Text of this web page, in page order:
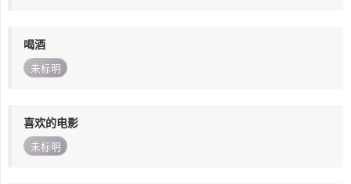
喝酒
未标明
喜欢的电影
未标明